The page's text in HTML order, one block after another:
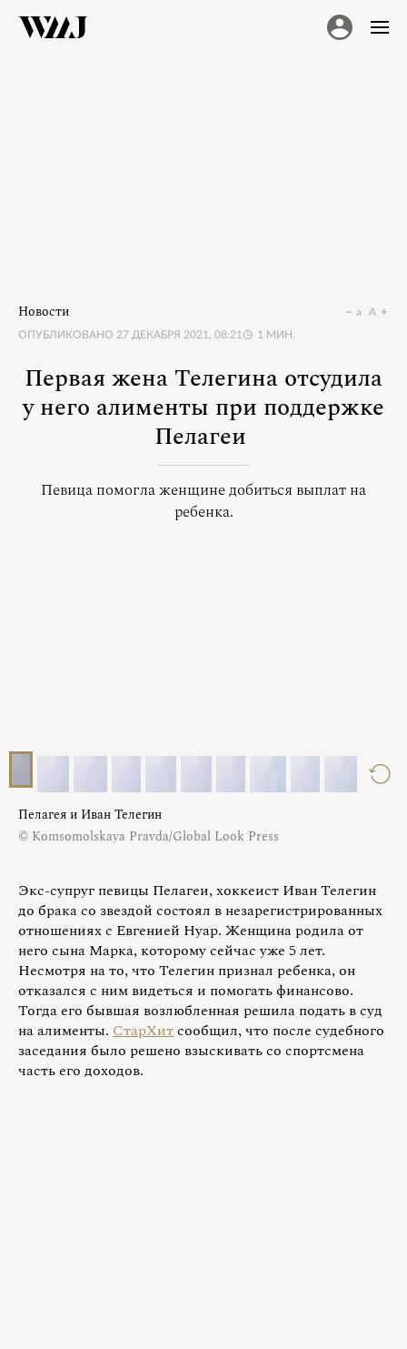
Новости
ОПУБЛИКОВАНО 27 ДЕКАБРЯ 2021, 08:21 1 МИН.
a A
Первая жена Телегина отсудила
у него алименты при поддержке
Пелагеи
Певица помогла женщине добиться выплат на
ребенка.
Пелагея и Иван Телегин
© Komsomolskaya Pravda/Global Look Press
Экс-супруг певицы Пелагеи, хоккеист Иван Телегин
до брака со звездой состоял в незарегистрированных
отношениях с Евгенией Нуар. Женщина родила от
него сына Марка, которому сейчас уже 5 лет.
Несмотря на то, что Телегин признал ребенка, он
отказался с ним видеться и помогать финансово.
Тогда его бывшая возлюбленная решила подать в суд
на алименты. СтарХитсообщил, что после судебного
заседания было решено взыскивать со спортсмена
часть его доходов.